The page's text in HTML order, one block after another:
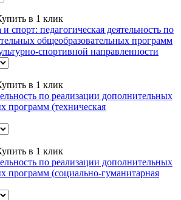
в 1 клик
спорт: педагогическая деятельность по
общеобразовательных программ
спортивной направленности
в 1 клик
по реализации дополнительных
программ (техническая
в 1 клик
по реализации дополнительных
программ (социально-гуманитарная